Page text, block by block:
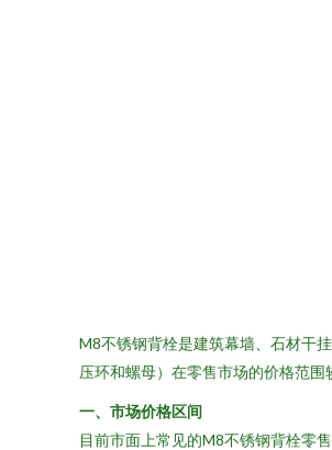
M8不锈钢背栓是建筑幕墙、石材干
压环和螺母）在零售市场的价格范围
一、市场价格区间
目前市面上常见的M8不锈钢背栓零